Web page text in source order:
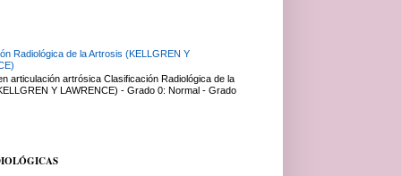
Radiológica de la Artrosis (KELLGREN Y
articulación artrósica Clasificación Radiológica de la
Y LAWRENCE) - Grado 0: Normal - Grado